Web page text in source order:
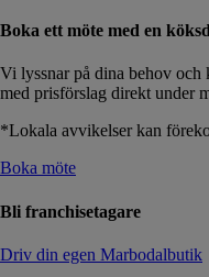
Boka ett möte med en
Vi lyssnar på dina behov
med prisförslag direkt under
*Lokala avvikelser kan
Boka möte
Bli franchisetagare
Driv din egen Marbodalbutik